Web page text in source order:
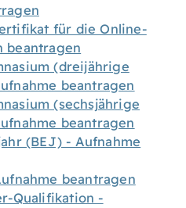
für die Online-
beantragen
(dreijährige
beantragen
(sechsjährige
beantragen
(BEJ) - Aufnahme
beantragen
Qualifikation -